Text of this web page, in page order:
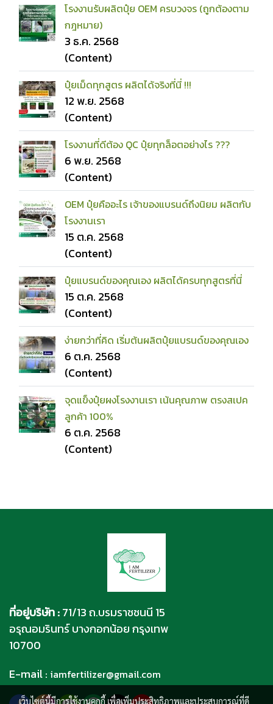
โรงงานรับผลิตปุ๋ย OEM ครบวงจร (ถูกต้องตาม
กฎหมาย)
3 ธ.ค. 2568
(Content)
ปุ๋ยเม็ดทุกสูตร ผลิตได้จริงที่นี่ !!!
12 พ.ย. 2568
(Content)
โรงงานที่ดีต้อง QC ปุ๋ยทุกล็อตอย่างไร ???
6 พ.ย. 2568
(Content)
OEM ปุ๋ยคืออะไร เจ้าของแบรนด์ถึงนิยม ผลิตกับ
โรงงานเรา
15 ต.ค. 2568
(Content)
ปุ๋ยแบรนด์ของคุณเอง ผลิตได้ครบทุกสูตรที่นี่️
15 ต.ค. 2568
(Content)
ง่ายกว่าที่คิด เริ่มต้นผลิตปุ๋ยแบรนด์ของคุณเอง
6 ต.ค. 2568
(Content)
จุดแข็งปุ๋ยผงโรงงานเรา ️เน้นคุณภาพ ตรงสเปค
ลูกค้า 100% ️
6 ต.ค. 2568
(Content)
ที่อยู่บริษัท :71/13 ถ.บรมราชชนนี 15
อรุณอมรินทร์ บางกอกน้อย กรุงเทพ
10700
E-mail : iamfertilizer@gmail.com
เว็บไซต์นี้มีการใช้งานคุกกี้ เพื่อเพิ่มประสิทธิภาพและประสบการณ์ที่ดี